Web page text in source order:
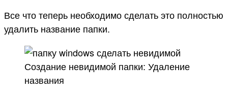
Все что теперь необходимо сделать это полностью
удалить название папки.
Создание невидимой папки: Удаление
названия